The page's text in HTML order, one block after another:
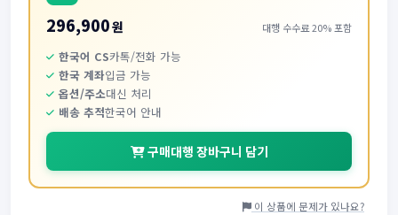
296,900원 대행 수수료 20% 포함
한국어 CS카톡/전화 가능
한국 계좌입금 가능
옵션/주소대신 처리
배송 추적한국어 안내
구매대행 장바구니 담기
이 상품에 문제가 있나요?